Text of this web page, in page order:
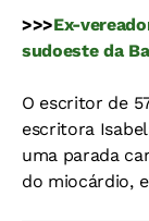
>>>Ex-
sudoeste da
O escritor de
escritora
uma parada
do miocárdio,